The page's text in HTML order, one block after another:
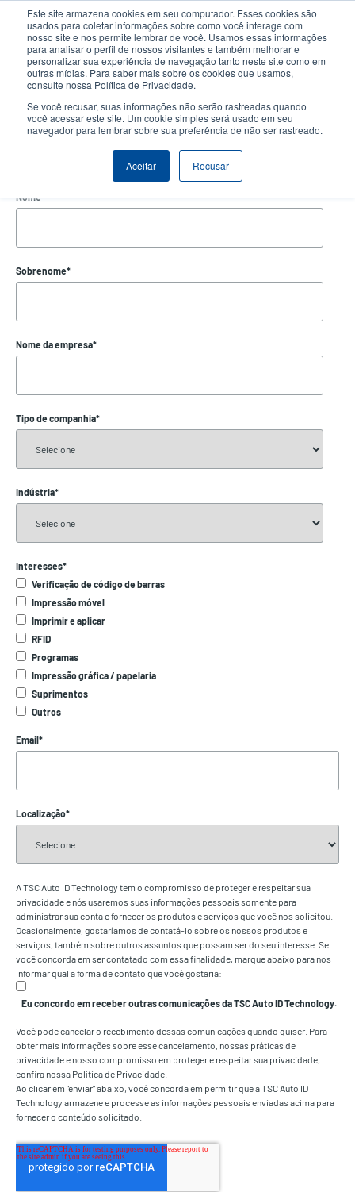
Este site armazena cookies em seu computador. Esses cookies são
usados para coletar informações sobre como você interage com
nosso site e nos permite lembrar de você. Usamos essas informações
para analisar o perfil de nossos visitantes e também melhorar e
personalizar sua experiência de navegação tanto neste site como em
outras mídias. Para saber mais sobre os cookies que usamos,
consulte nossa Política de Privacidade.
Se você recusar, suas informações não serão rastreadas quando
você acessar este site. Um cookie simples será usado em seu
navegador para lembrar sobre sua preferência de não ser rastreado.
Aceitar Recusar
conteúdo
principal
User
account
User
Header
Seletor de Produto Contactar Vendas
Assine nossas novidades
Inscreva-se para receber as últimas notícias, atualizações e muito mais do TSC
Printronix Auto ID. Você pode cancelar sua inscrição a qualquer momento.
Nome*
Sobrenome*
Nome da empresa*
Tipo de companhia*
Indústria*
Interesses*
Verificação de código de barras
Impressão móvel
Imprimir e aplicar
RFID
Programas
Impressão gráfica / papelaria
Suprimentos
Outros
Email*
Localização*
A TSC Auto ID Technology tem o compromisso de proteger e respeitar sua
privacidade e nós usaremos suas informações pessoais somente para
administrar sua conta e fornecer os produtos e serviços que você nos solicitou.
Ocasionalmente, gostaríamos de contatá-lo sobre os nossos produtos e
serviços, também sobre outros assuntos que possam ser do seu interesse. Se
você concorda em ser contatado com essa finalidade, marque abaixo para nos
informar qual a forma de contato que você gostaria:
Eu concordo em receber outras comunicações da TSC Auto ID Technology.
Você pode cancelar o recebimento dessas comunicações quando quiser. Para
obter mais informações sobre esse cancelamento, nossas práticas de
privacidade e nosso compromisso em proteger e respeitar sua privacidade,
confira nossa Política de Privacidade.
Ao clicar em "enviar" abaixo, você concorda em permitir que a TSC Auto ID
Technology armazene e processe as informações pessoais enviadas acima para
fornecer o conteúdo solicitado.